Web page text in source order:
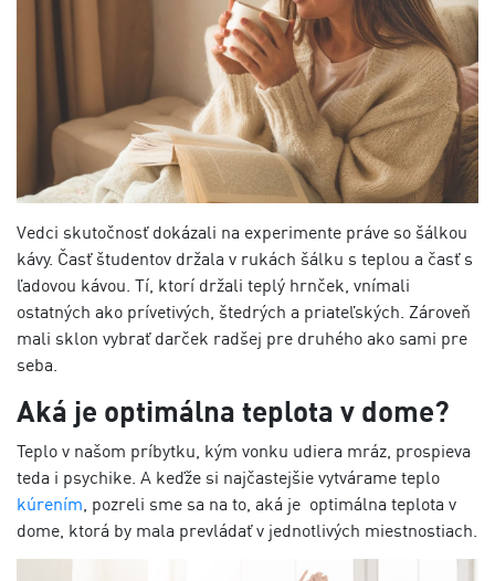
Vedci skutočnosť dokázali na experimente práve so šálkou
kávy. Časť študentov držala v rukách šálku s teplou a časť s
ľadovou kávou. Tí, ktorí držali teplý hrnček, vnímali
ostatných ako prívetivých, štedrých a priateľských. Zároveň
mali sklon vybrať darček radšej pre druhého ako sami pre
seba.
Aká je optimálna teplota v dome?
Teplo v našom príbytku, kým vonku udiera mráz, prospieva
teda i psychike. A keďže si najčastejšie vytvárame teplo
kúrením , pozreli sme sa na to, aká je optimálna teplota v
dome, ktorá by mala prevládať v jednotlivých miestnostiach.